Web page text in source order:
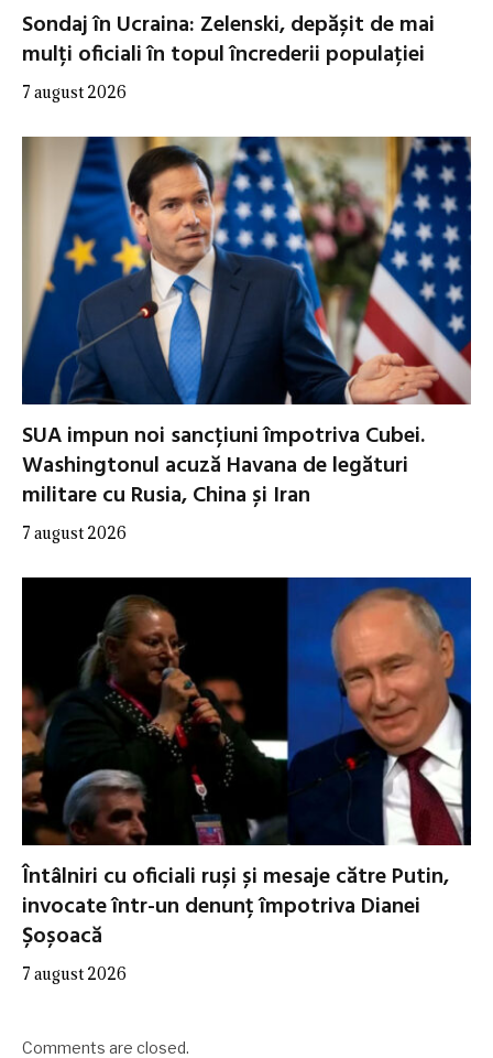
Sondaj în Ucraina: Zelenski, depășit de mai
mulți oficiali în topul încrederii populației
7 august 2026
SUA impun noi sancțiuni împotriva Cubei.
Washingtonul acuză Havana de legături
militare cu Rusia, China și Iran
7 august 2026
Întâlniri cu oficiali ruși și mesaje către Putin,
invocate într-un denunț împotriva Dianei
Șoșoacă
7 august 2026
Comments are closed.